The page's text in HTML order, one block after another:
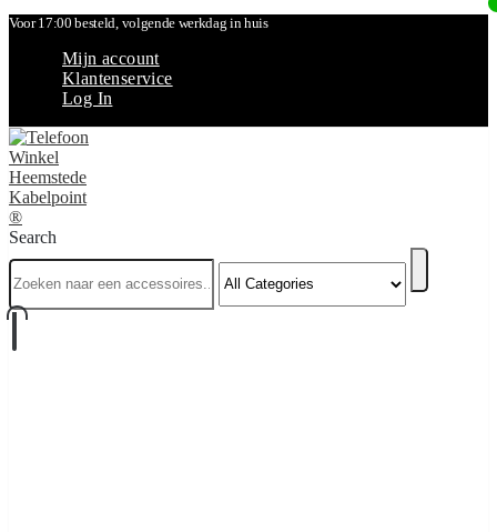
Voor 17:00 besteld, volgende werkdag in huis
Mijn account
Klantenservice
Log In
Search